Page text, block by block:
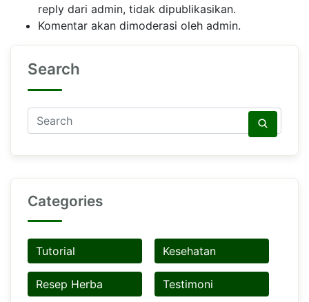
reply dari admin, tidak dipublikasikan.
Komentar akan dimoderasi oleh admin.
Search
Categories
Tutorial Kesehatan
Resep Herba Testimoni